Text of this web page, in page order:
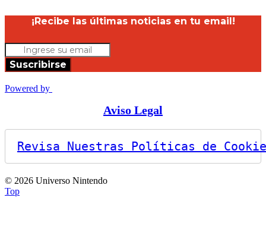
¡Recibe las últimas noticias en tu email!
Suscribirse
Powered by
Aviso Legal
Revisa Nuestras Políticas de
© 2026 Universo Nintendo
Top